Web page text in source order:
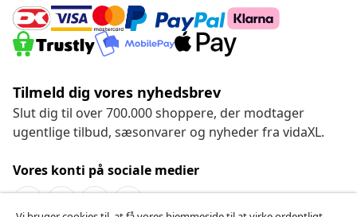
Tilmeld dig vores nyhedsbrev
Slut dig til over 700.000 shoppere, der modtager
ugentlige tilbud, sæsonvarer og nyheder fra vidaXL.
Vores konti på sociale medier